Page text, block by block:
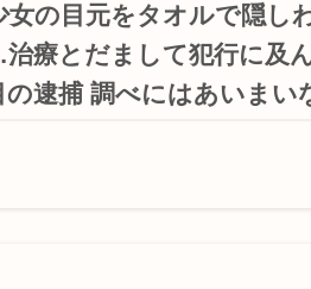
女の目元をタオルで隠し
療とだまして犯行に及
の逮捕 調べにはあいまい